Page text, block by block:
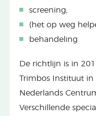
screening;
(het op weg
behandeling
De richtlijn is in
Trimbos Instituut
Nederlands
Verschillende